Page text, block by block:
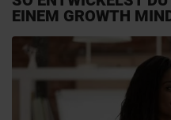
EINEM GROWTH